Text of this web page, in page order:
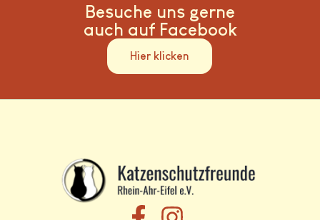
Besuche uns gerne
auch auf Facebook
Hier klicken